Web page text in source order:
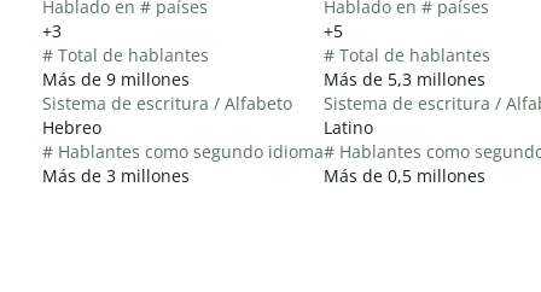
Hablado en # países
+3
# Total de hablantes
Más de 9 millones
Sistema de escritura / Alfabeto
Hebreo
# Hablantes como segundo idioma
Más de 3 millones
Hablado en # países
+5
# Total de hablantes
Más de 5,3 millones
Sistema de escritura /
Latino
# Hablantes como
Más de 0,5 millones